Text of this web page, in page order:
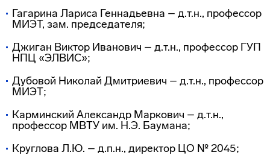
Гагарина Лариса Геннадьевна – д.т.н., профессор
МИЭТ, зам. председателя;
Джиган Виктор Иванович – д.т.н., профессор ГУП
НПЦ «ЭЛВИС»;
Дубовой Николай Дмитриевич – д.т.н., профессор
МИЭТ;
Карминский Александр Маркович – д.т.н.,
профессор МВТУ им. Н.Э. Баумана;
Круглова Л.Ю. – д.п.н., директор ЦО № 2045;